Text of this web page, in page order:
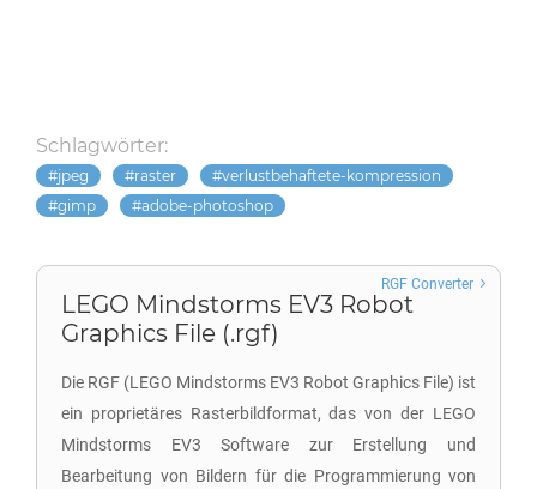
Schlagwörter:
jpeg raster
verlustbehaftete-kompression
gimp
adobe-photoshop
LEGO Mindstorms EV3 Robot
Graphics File (.rgf)
Die RGF (LEGO Mindstorms EV3 Robot Graphics File) ist
ein proprietäres Rasterbildformat, das von der LEGO
Mindstorms EV3 Software zur Erstellung und
Bearbeitung von Bildern für die Programmierung von
RGF Converter